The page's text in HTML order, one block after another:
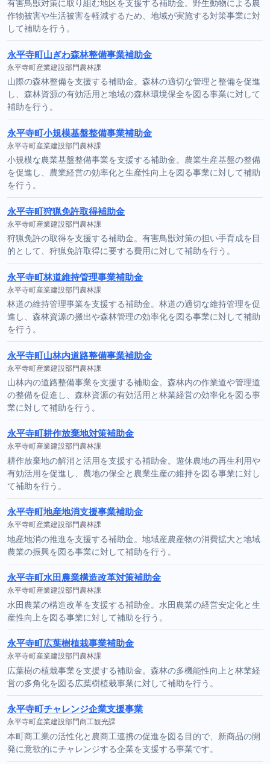
有害鳥獣対策に取り組む地区を支援する補助金。野生動物による農
作物被害や生活被害を軽減するため、地域が実施する対策事業に対
して補助を行う。
永平寺町山ぎわ森林整備事業補助金
永平寺町産業建設部門農林課
山際の森林整備を支援する補助金。森林の適切な管理と整備を促進
し、森林資源の有効活用と地域の森林環境保全を図る事業に対して
補助を行う。
永平寺町小規模基盤整備事業補助金
永平寺町産業建設部門農林課
小規模な農業基盤整備事業を支援する補助金。農業生産基盤の整備
を促進し、農業経営の効率化と生産性向上を図る事業に対して補助
を行う。
永平寺町狩猟免許取得補助金
永平寺町産業建設部門農林課
狩猟免許の取得を支援する補助金。有害鳥獣対策の担い手育成を目
的として、狩猟免許取得に要する費用に対して補助を行う。
永平寺町林道維持管理事業補助金
永平寺町産業建設部門農林課
林道の維持管理事業を支援する補助金。林道の適切な維持管理を促
進し、森林資源の搬出や森林管理の効率化を図る事業に対して補助
を行う。
永平寺町山林内道路整備事業補助金
永平寺町産業建設部門農林課
山林内の道路整備事業を支援する補助金。森林内の作業道や管理道
の整備を促進し、森林資源の有効活用と林業経営の効率化を図る事
業に対して補助を行う。
永平寺町耕作放棄地対策補助金
永平寺町産業建設部門農林課
耕作放棄地の解消と活用を支援する補助金。遊休農地の再生利用や
有効活用を促進し、農地の保全と農業生産の維持を図る事業に対し
て補助を行う。
永平寺町地産地消支援事業補助金
永平寺町産業建設部門農林課
地産地消の推進を支援する補助金。地域産農産物の消費拡大と地域
農業の振興を図る事業に対して補助を行う。
永平寺町水田農業構造改革対策補助金
永平寺町産業建設部門農林課
水田農業の構造改革を支援する補助金。水田農業の経営安定化と生
産性向上を図る事業に対して補助を行う。
永平寺町広葉樹植栽事業補助金
永平寺町産業建設部門農林課
広葉樹の植栽事業を支援する補助金。森林の多機能性向上と林業経
営の多角化を図る広葉樹植栽事業に対して補助を行う。
永平寺町チャレンジ企業支援事業
永平寺町産業建設部門商工観光課
本町商工業の活性化と農商工連携の促進を図る目的で、新商品の開
発に意欲的にチャレンジする企業を支援する事業です。